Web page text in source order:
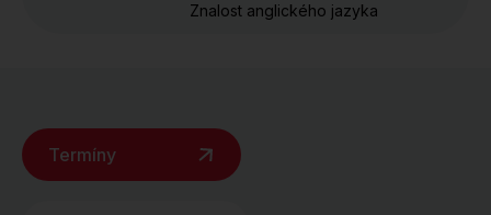
Znalost anglického jazyka
Termíny